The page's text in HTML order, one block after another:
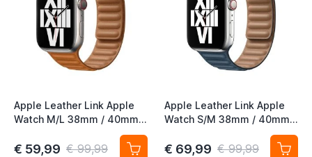
Apple Leather Link Apple
Watch M/L 38mm / 40mm /
41mm / 42mm Goudbruin
€ 59,99 € 99,99
Apple Leather Link Apple
Watch S/M 38mm / 40mm /
41mm / 42mm Baltic Blue
€ 69,99 € 99,99